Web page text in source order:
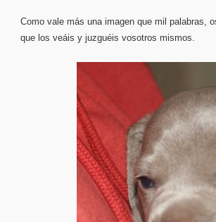
Como vale más una imagen que mil palabras,
que los veáis y juzguéis vosotros mismos.